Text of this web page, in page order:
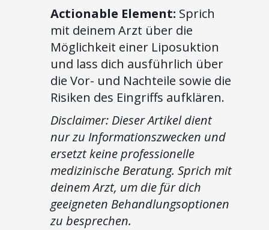
Actionable Element: Sprich
mit deinem Arzt über die
Möglichkeit einer Liposuktion
und lass dich ausführlich über
die Vor- und Nachteile sowie die
Risiken des Eingriffs aufklären.
Disclaimer: Dieser Artikel dient
nur zu Informationszwecken und
ersetzt keine professionelle
medizinische Beratung. Sprich mit
deinem Arzt, um die für dich
geeigneten Behandlungsoptionen
zu besprechen.